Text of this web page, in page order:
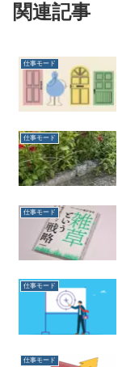
関連記事
仕事モード
仕事モード
仕事モード
仕事モード
仕事モード